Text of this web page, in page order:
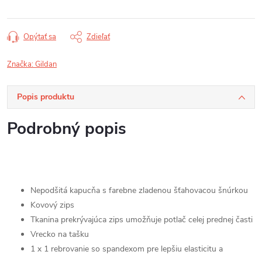
Opýtať sa Zdieľať
Značka:Gildan
Popis produktu
Podrobný popis
Nepodšitá kapucňa s farebne zladenou šťahovacou šnúrkou
Kovový zips
Tkanina prekrývajúca zips umožňuje potlač celej prednej časti
Vrecko na tašku
1 x 1 rebrovanie so spandexom pre lepšiu elasticitu a